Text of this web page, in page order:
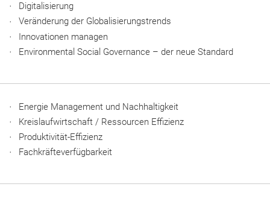
Digitalisierung
Veränderung der Globalisierungstrends
Innovationen managen
Environmental Social Governance – der neue Standard
Energie Management und Nachhaltigkeit
Kreislaufwirtschaft / Ressourcen Effizienz
Produktivität-Effizienz
Fachkräfteverfügbarkeit